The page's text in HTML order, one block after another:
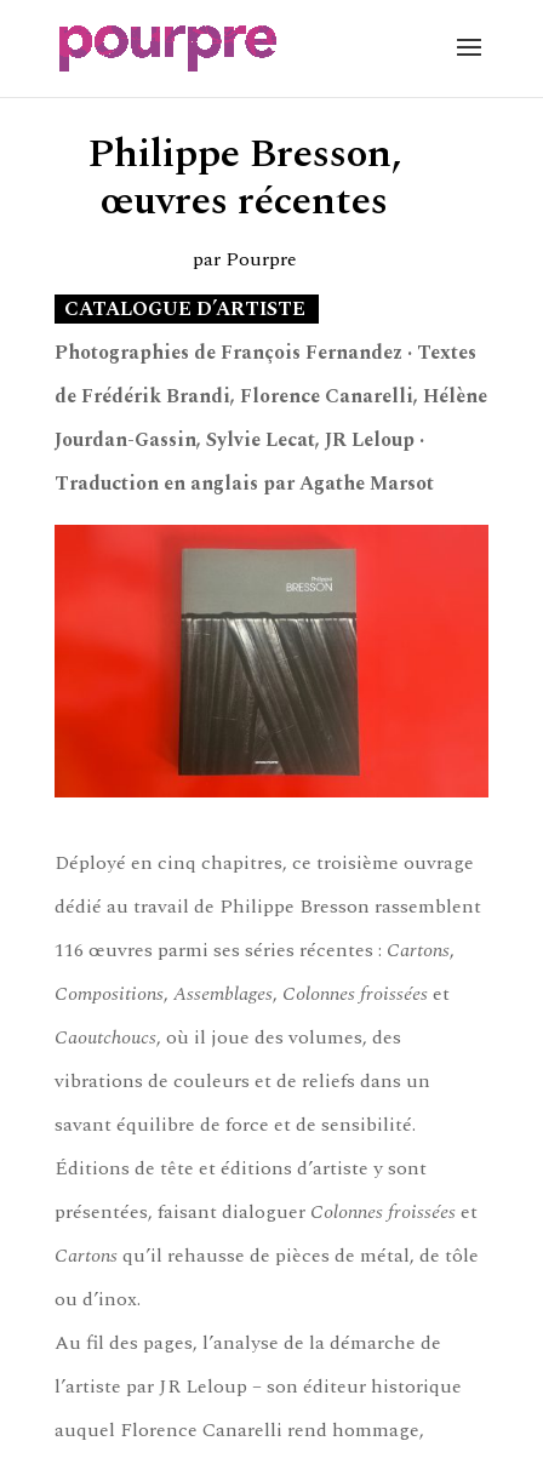
Philippe Bresson,
œuvres récentes
par Pourpre
CATALOGUE D’ARTISTE
Photographies de François Fernandez · Textes
de Frédérik Brandi, Florence Canarelli, Hélène
Jourdan-Gassin, Sylvie Lecat, JR Leloup ·
Traduction en anglais par Agathe Marsot
Déployé en cinq chapitres, ce troisième ouvrage
dédié au travail de Philippe Bresson rassemblent
116 œuvres parmi ses séries récentes : Cartons,
Compositions, Assemblages, Colonnes froisséeset
Caoutchoucs, où il joue des volumes, des
vibrations de couleurs et de reliefs dans un
savant équilibre de force et de sensibilité.
Éditions de tête et éditions d’artiste y sont
présentées, faisant dialoguer Colonnes froisséeset
Cartonsqu’il rehausse de pièces de métal, de tôle
ou d’inox.
Au fil des pages, l’analyse de la démarche de
l’artiste par JR Leloup – son éditeur historique
auquel Florence Canarelli rend hommage,